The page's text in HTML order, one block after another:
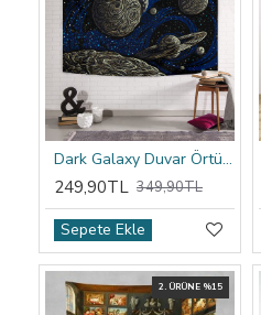
Dark Galaxy Duvar Örtüsü
249,90TL 349,90TL
Sepete Ekle
2. ÜRÜNE %15